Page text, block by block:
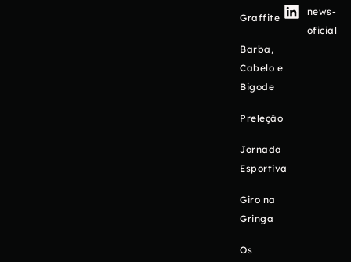
Graffite
Barba,
Cabelo e
Bigode
Preleção
Jornada
Esportiva
Giro na
Gringa
Os
news-
oficial